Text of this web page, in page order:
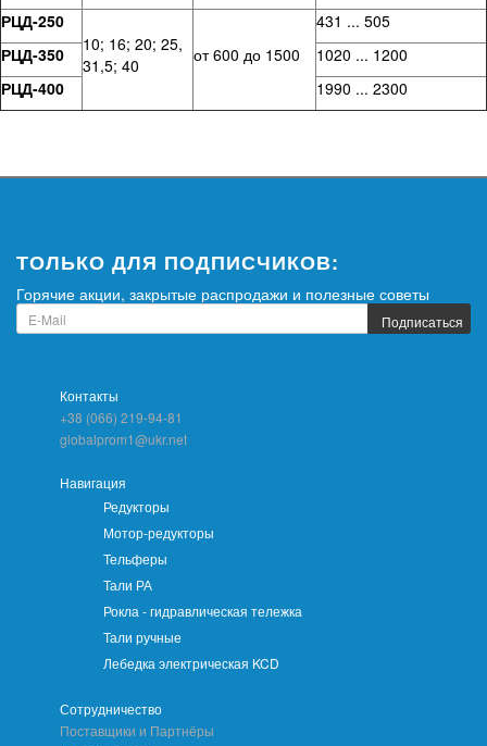
РЦД-250
10; 16; 20; 25,
31,5; 40
от 600 до 1500
431 ... 505
РЦД-350
1020 ... 1200
РЦД-400
1990 ... 2300
ТОЛЬКО ДЛЯ ПОДПИСЧИКОВ:
Горячие акции, закрытые распродажи и полезные советы
Подписаться
Контакты
+38 (066) 219-94-81
globalprom1@ukr.net
Навигация
Редукторы
Мотор-редукторы
Тельферы
Тали РА
Рокла - гидравлическая тележка
Тали ручные
Лебедка электрическая KCD
Сотрудничество
Поставщики и Партнёры